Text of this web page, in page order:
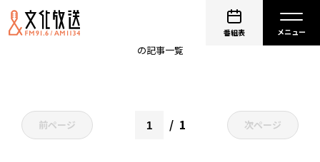
番組表
の記事一覧
前ページ 1 次ページ